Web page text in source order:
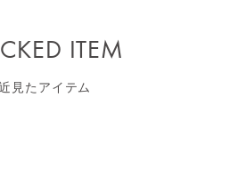
ITEM
見たアイテム